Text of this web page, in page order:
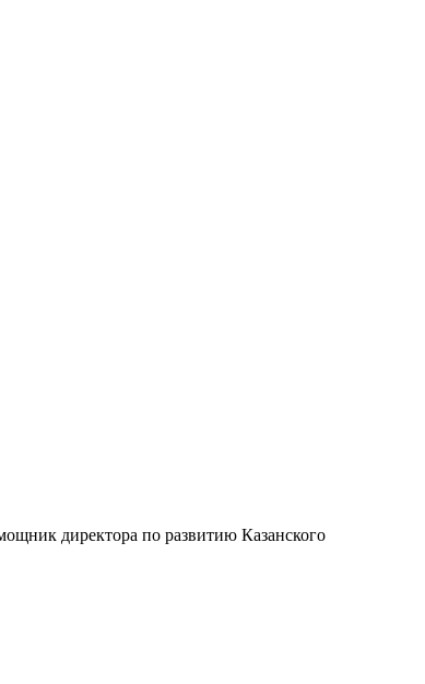
директора по развитию Казанского